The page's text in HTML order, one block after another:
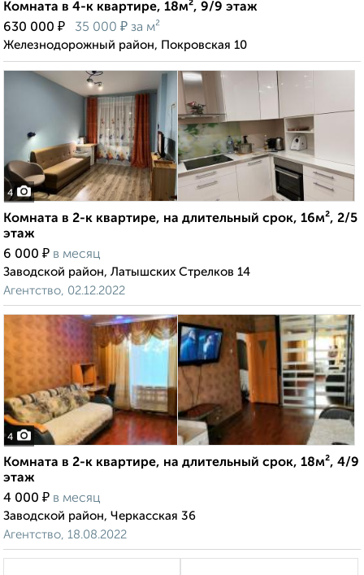
Комната в 4-к квартире, 18м², 9/9 этаж
630 000 ₽ 35 000 ₽ за м²
Железнодорожный район, Покровская 10
4
Комната в 2-к квартире, на длительный срок, 16м², 2/5
этаж
6 000 ₽ в месяц
Заводской район, Латышских Стрелков 14
Агентство, 02.12.2022
4
Комната в 2-к квартире, на длительный срок, 18м², 4/9
этаж
4 000 ₽ в месяц
Заводской район, Черкасская 36
Агентство, 18.08.2022